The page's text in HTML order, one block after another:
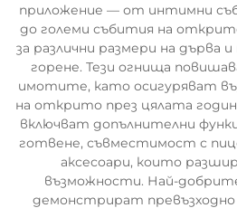
приложение — от интимни
до големи събития на
за различни размери на дърва
горене. Тези огнища
имотите, като осигуряват
на открито през цялата
включват допълнителни
готвене, съвместимост с
аксесоари, които
възможности. Най-
демонстрират